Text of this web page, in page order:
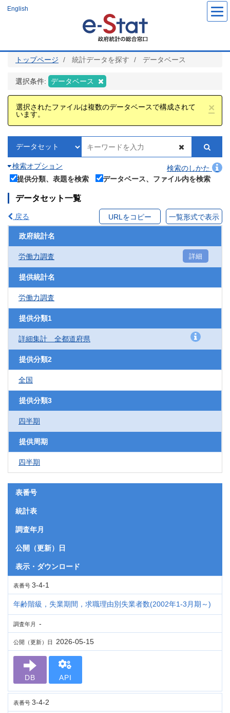
ツ
English
トップページ 統計データを探す データベース
選択条件: データベース
×
選択されたファイルは複数のデータベースで構成されて
います。
検索オプション
検索のしかた
提供分類、表題を検索
データベース、ファイル内を検索
データセット一覧
戻る URLをコピー 一覧形式で表示
政府統計名
労働力調査 詳細
提供統計名
労働力調査
提供分類1
詳細集計 全都道府県
提供分類2
全国
提供分類3
四半期
提供周期
四半期
表番号
統計表
調査年月
公開（更新）日
表示・ダウンロード
表番号 3-4-1
年齢階級，失業期間，求職理由別失業者数(2002年1-3月期～)
調査年月 -
公開（更新）日 2026-05-15
DB API
表番号 3-4-2